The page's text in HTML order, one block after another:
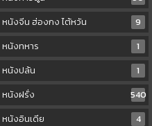
หนังจีน ฮ่องกง ไต้หวัน
9
หนังทหาร
1
หนังปล้น
1
หนังฝรั่ง
540
หนังอินเดีย
4